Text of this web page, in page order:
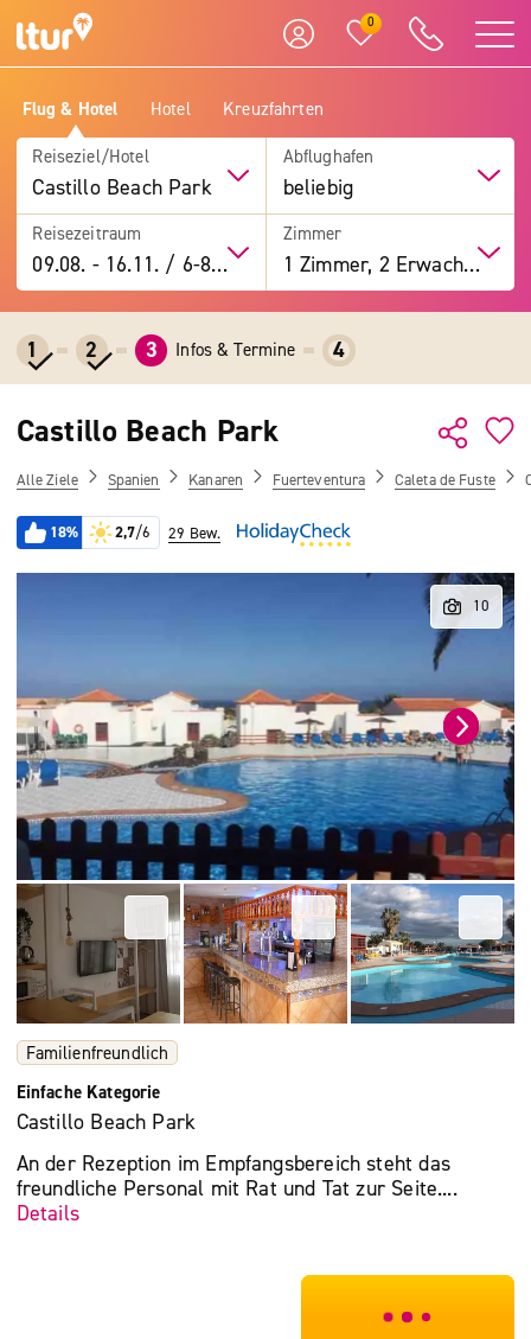
0
Flug & Hotel Hotel Kreuzfahrten
Reiseziel/Hotel
Castillo Beach Park
Abflughafen
beliebig
Reisezeitraum
09.08. -16.11. / 6-8 Tage
Zimmer
1 Zimmer, 2 Erwachsene
1 2 3 Infos & Termine 4
Castillo Beach Park
Alle Ziele Spanien Kanaren Fuerteventura Caleta de Fuste
18% 2,7/6 29 Bew.
Familienfreundlich
Einfache Kategorie
Castillo Beach Park
An der Rezeption im Empfangsbereich steht das
freundliche Personal mit Rat und Tat zur Seite....
Details
***************